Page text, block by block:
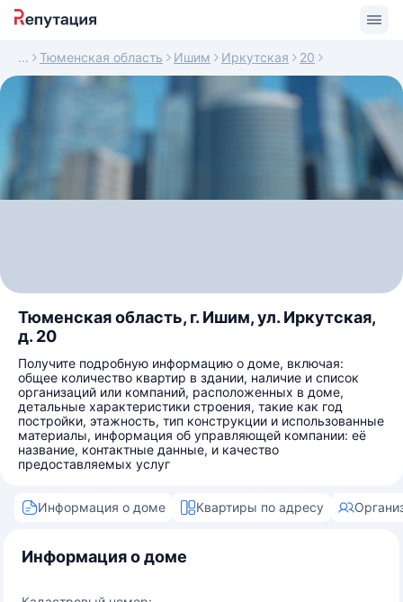
Тюменская область Ишим Иркутская 20
Тюменская область, г. Ишим, ул. Иркутская,
д. 20
Получите подробную информацию о доме, включая:
общее количество квартир в здании, наличие и список
организаций или компаний, расположенных в доме,
детальные характеристики строения, такие как год
постройки, этажность, тип конструкции и использованные
материалы, информация об управляющей компании: её
название, контактные данные, и качество
предоставляемых услуг
Информация о доме Квартиры по адресу
Информация о доме